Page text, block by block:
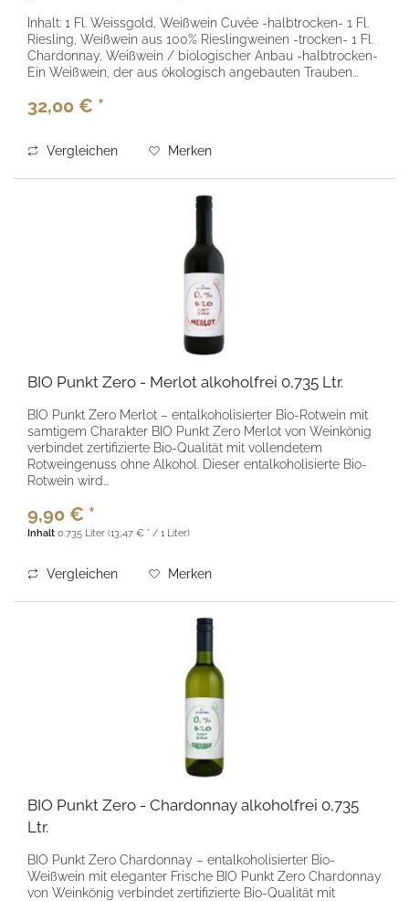
Inhalt: 1 Fl. Weissgold, Weißwein Cuvée -halbtrocken- 1 Fl.
Riesling, Weißwein aus 100% Rieslingweinen -trocken- 1 Fl.
Chardonnay, Weißwein / biologischer Anbau -halbtrocken-
Ein Weißwein, der aus ökologisch angebauten Trauben...
32,00 € *
Vergleichen Merken
BIO Punkt Zero - Merlot alkoholfrei 0,735 Ltr.
BIO Punkt Zero Merlot – entalkoholisierter Bio-Rotwein mit
samtigem Charakter BIO Punkt Zero Merlot von Weinkönig
verbindet zertifizierte Bio-Qualität mit vollendetem
Rotweingenuss ohne Alkohol. Dieser entalkoholisierte Bio-
Rotwein wird...
9,90 € *
Inhalt 0.735 Liter (13,47 € * / 1 Liter)
Vergleichen Merken
BIO Punkt Zero - Chardonnay alkoholfrei 0,735
Ltr.
BIO Punkt Zero Chardonnay – entalkoholisierter Bio-
Weißwein mit eleganter Frische BIO Punkt Zero Chardonnay
von Weinkönig verbindet zertifizierte Bio-Qualität mit